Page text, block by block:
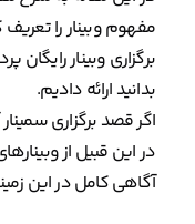
مفهوم وبینار را
برگزاری وبینار رایگان
بدانید ارائه دادیم.
اگر قصد برگزاری
در این قبیل از
آگاهی کامل در این